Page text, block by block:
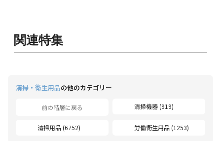
関連特集
清掃・衛生用品の他のカテゴリー
前の階層に戻る 清掃機器 (919)
清掃用品 (6752) 労働衛生用品 (1253)